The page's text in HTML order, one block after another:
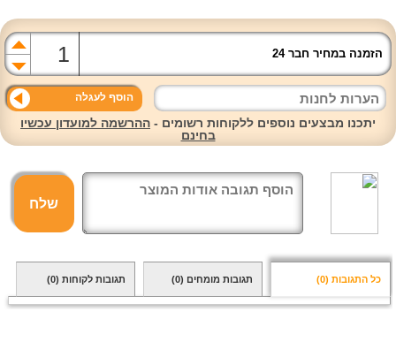
הזמנה במחיר חבר 24
הוסף לעגלה
יתכנו מבצעים נוספים ללקוחות רשומים - ההרשמה למועדון עכשיו
בחינם
שלח
כל התגובות (0) תגובות מומחים (0) תגובות לקוחות (0)